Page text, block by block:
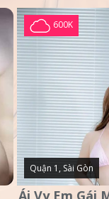
600K
Quận 1, Sài Gòn